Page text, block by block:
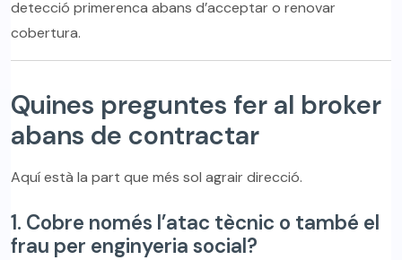
detecció primerenca abans d’acceptar o renovar
cobertura.
Quines preguntes fer al broker
abans de contractar
Aquí està la part que més sol agrair direcció.
1. Cobre només l’atac tècnic o també el
frau per enginyeria social?